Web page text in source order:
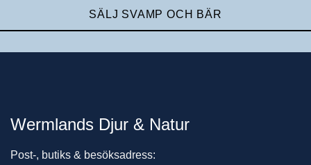
SÄLJ SVAMP OCH BÄR
Wermlands Djur & Natur
Post-, butiks & besöksadress: